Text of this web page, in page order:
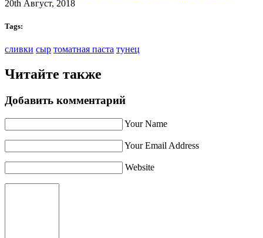
20th Август, 2018
Tags:
сливки сыр томатная паста тунец
Читайте также
Добавить комментарий
Your Name
Your Email Address
Website